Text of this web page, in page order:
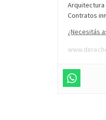
Arquitectura
Contratos
¿Necesitás